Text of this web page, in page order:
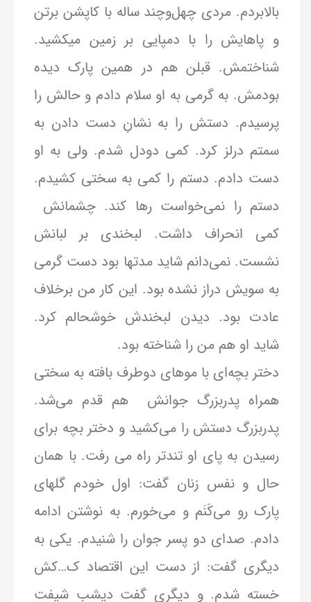
بالابردم. مردی چهل‌وچند ساله با کاپشن برتن
و پاهایش را با دمپایی بر زمین میکشید.
شناختمش. قبلن هم در همین پارک دیده
بودمش. به گرمی به او سلام دادم و حالش را
پرسیدم. دستش را به نشانِ دست دادن به
سمتم درلز کرد. کمی دودل شدم. ولی به او
دست دادم. دستم را کمی به سختی کشیدم.
دستم را نمی‌خواست رها کند. چشمانش
کمی انحراف داشت. لبخندی بر لبانش
نشست. نمی‌دانم شاید مدتها بود دست گرمی
به سویش دراز نشده بود. این کار من برخلاف
عادت بود. دیدن لبخندش خوشحالم کرد.
شاید او هم من را شناخته بود.
دختر بچه‌ای با موهای دوطرف بافته به سختی
همراه پدربزرگ جوانش هم قدم می‌شد.
پدربزرگ دستش را می‌کشید و دختر بچه برای
رسیدن به پای او تندتر راه می رفت. با همان
حال و نفس زنان گفت: اول خودم گلهای
پارک رو می‌کَنَم و می‌خورم. به نوشتن ادامه
دادم. صدای دو پسر جوان را شنیدم. یکی به
دیگری گفت: از دست این اقتصاد ک…کش
خسته شدم. و دیگری گفت دیشب شیفت